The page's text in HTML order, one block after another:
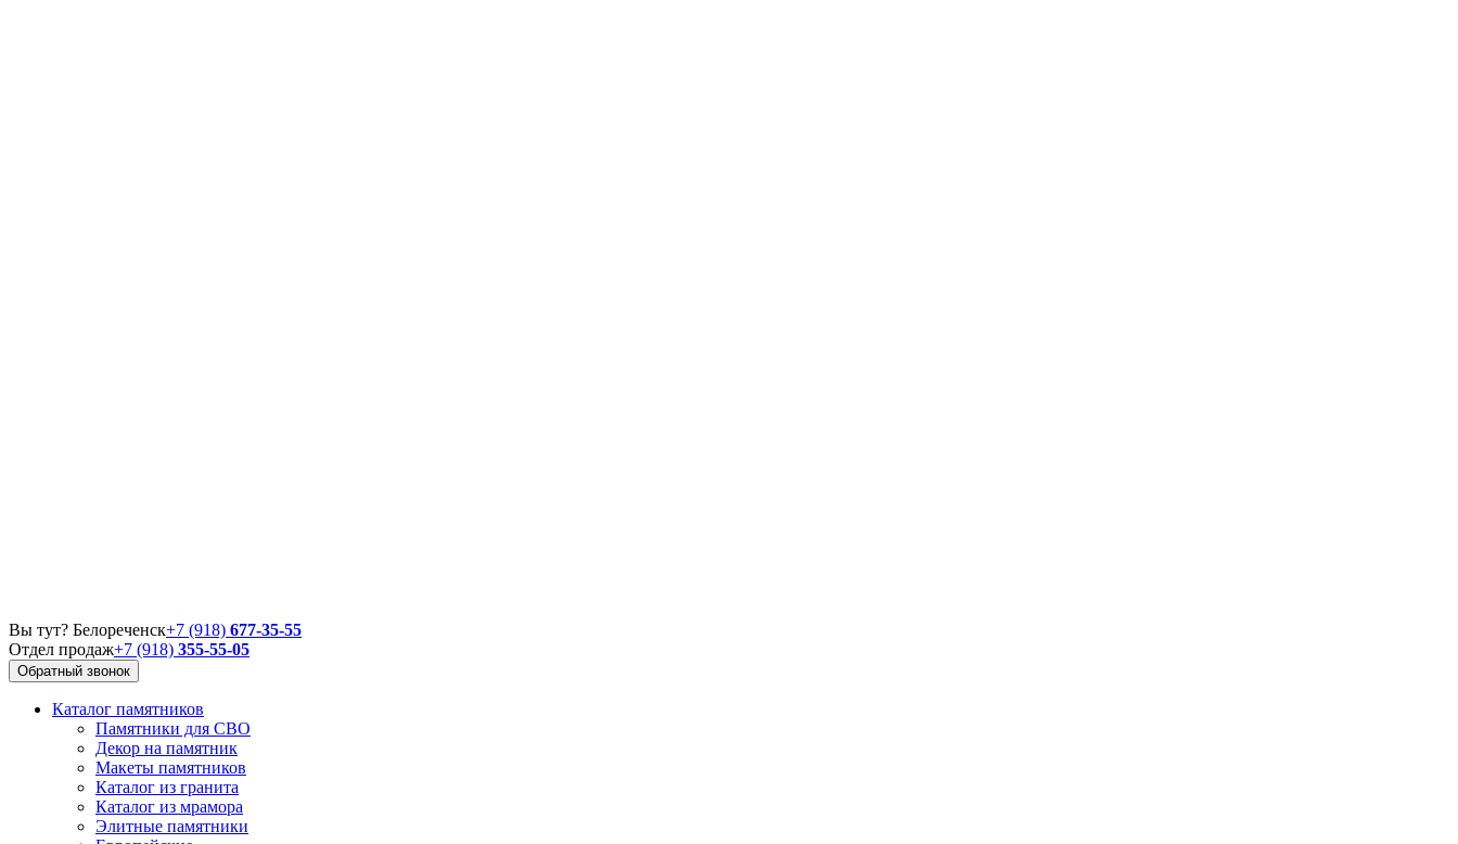
Вы тут? Белореченск+7 (918) 677-35-55
Отдел продаж+7 (918) 355-55-05
Обратный звонок
Каталог памятников
Памятники для СВО
Декор на памятник
Макеты памятников
Каталог из гранита
Каталог из мрамора
Элитные памятники